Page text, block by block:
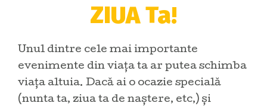
ZIUA Ta!
Unul dintre cele mai importante
evenimente din viața ta ar putea schimba
viața altuia. Dacă ai o ocazie specială
(nunta ta, ziua ta de naștere, etc,) și